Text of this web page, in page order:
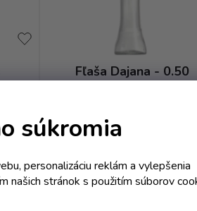
súkromia
personalizáciu reklám a vylepšenia
našich stránok s použitím súborov
Fľaša Dajana - 0.50
bezfarebná OBM
1,66 € / ks
1,84 € (-10%)